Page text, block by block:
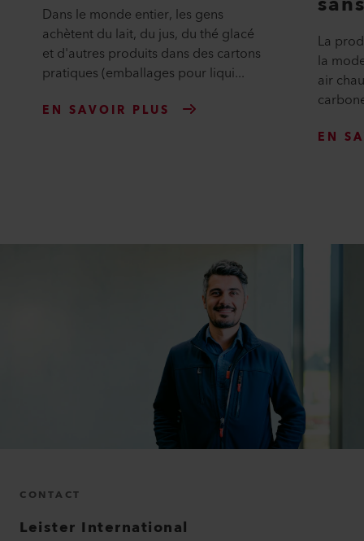
Dans le monde entier, les gens
achètent du lait, du jus, du thé glacé
et d'autres produits dans des cartons
pratiques (emballages pour liqui...
EN SAVOIR PLUS
La
la
air
EN
CONTACT
Leister International